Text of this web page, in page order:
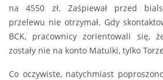
na 4550 zł. Zaśpiewał przed
przelewu nie otrzymał. Gdy
BCK, pracownicy zorientowali się,
zostały nie na konto Matulki, tylko
Co oczywiste, natychmiast